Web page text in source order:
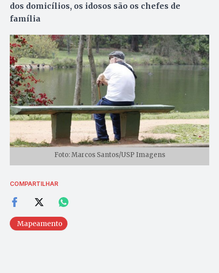
dos domicílios, os idosos são os chefes de
família
Foto: Marcos Santos/USP Imagens
COMPARTILHAR
Mapeamento